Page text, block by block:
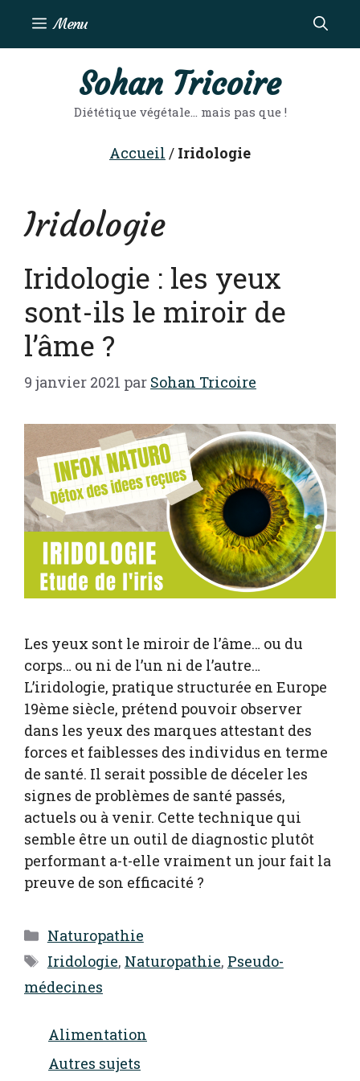
contenu
Menu
Sohan Tricoire
Diététique végétale… mais pas que !
Accueil / Iridologie
Iridologie
Iridologie : les yeux
sont-ils le miroir de
l’âme ?
9 janvier 2021 par Sohan Tricoire
Les yeux sont le miroir de l’âme… ou du
corps… ou ni de l’un ni de l’autre…
L’iridologie, pratique structurée en Europe
19ème siècle, prétend pouvoir observer
dans les yeux des marques attestant des
forces et faiblesses des individus en terme
de santé. Il serait possible de déceler les
signes de problèmes de santé passés,
actuels ou à venir. Cette technique qui
semble être un outil de diagnostic plutôt
performant a-t-elle vraiment un jour fait la
preuve de son efficacité ?
Catégories
Naturopathie
Étiquettes
Iridologie, Naturopathie, Pseudo-
médecines
Alimentation
Autres sujets